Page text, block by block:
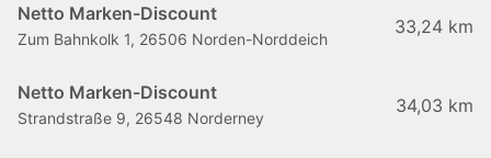
Netto Marken-Discount
Zum Bahnkolk 1, 26506 Norden-Norddeich
33,24 km
Netto Marken-Discount
Strandstraße 9, 26548 Norderney
34,03 km